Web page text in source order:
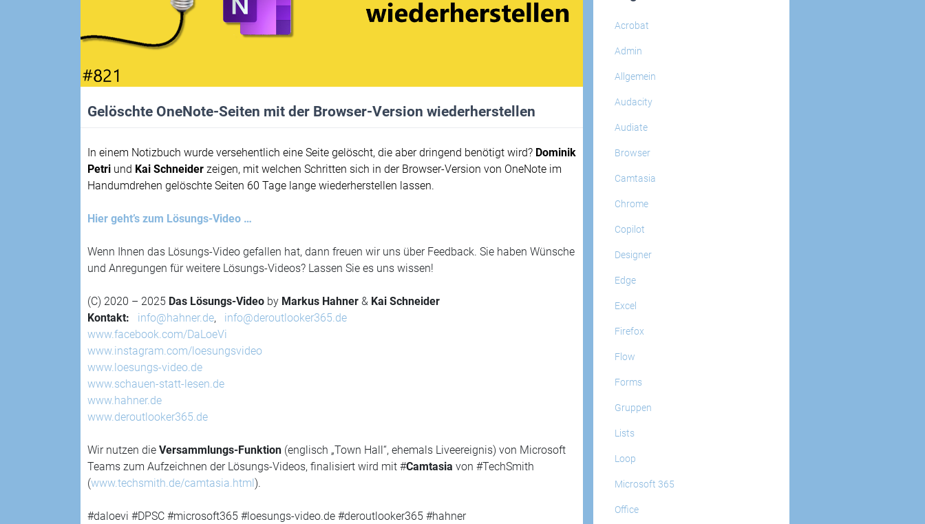
Gelöschte OneNote-Seiten mit der Browser-Version wiederherstellen
In einem Notizbuch wurde versehentlich eine Seite gelöscht, die aber dringend benötigt wird? Dominik
Petri und Kai Schneider zeigen, mit welchen Schritten sich in der Browser-Version von OneNote im
Handumdrehen gelöschte Seiten 60 Tage lange wiederherstellen lassen.
Hier geht’s zum Lösungs-Video …
Wenn Ihnen das Lösungs-Video gefallen hat, dann freuen wir uns über Feedback. Sie haben Wünsche
und Anregungen für weitere Lösungs-Videos? Lassen Sie es uns wissen!
(C) 2020 – 2025 Das Lösungs-Video by Markus Hahner & Kai Schneider
Kontakt:
info@hahner.de, info@deroutlooker365.de
www.facebook.com/DaLoeVi
www.instagram.com/loesungsvideo
www.loesungs-video.de
www.schauen-statt-lesen.de
www.hahner.de
www.deroutlooker365.de
Wir nutzen die Versammlungs-Funktion (englisch „Town Hall“, ehemals Liveereignis) von Microsoft
Teams zum Aufzeichnen der Lösungs-Videos, finalisiert wird mit #Camtasia von #TechSmith
(www.techsmith.de/camtasia.html ).
#daloevi #DPSC #microsoft365 #loesungs-video.de #deroutlooker365 #hahner
Acrobat
Admin
Allgemein
Audacity
Audiate
Browser
Camtasia
Chrome
Copilot
Designer
Edge
Excel
Firefox
Flow
Forms
Gruppen
Lists
Loop
Microsoft 365
Office